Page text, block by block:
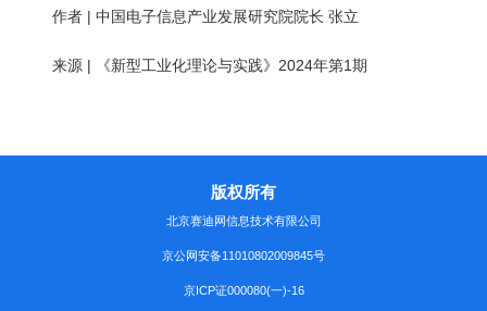
作者 | 中国电子信息产业发展研究院院长 张立
来源 | 《新型工业化理论与实践》2024年第1期
版权所有
北京赛迪网信息技术有限公司
京公网安备11010802009845号
京ICP证000080(一)-16